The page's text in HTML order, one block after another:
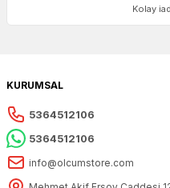
Kolay
KURUMSAL
5364512106
5364512106
info@olcumstore.com